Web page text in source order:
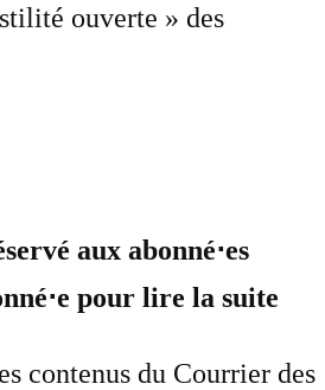
ouverte » des
aux abonné⋅es
pour lire la suite
contenus du Courrier des